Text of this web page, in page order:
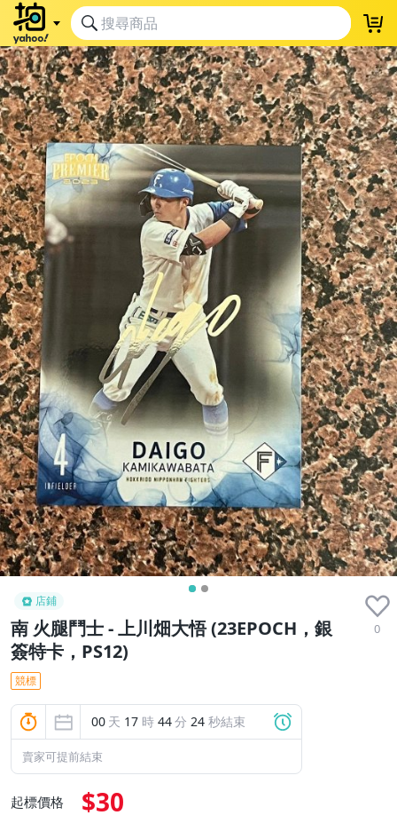
店鋪
南 火腿鬥士 - 上川畑大悟 (23EPOCH，銀
簽特卡，PS12)
0
競標
00 天 17 時 44分 23 秒結束
賣家可提前結束
起標價格 $30